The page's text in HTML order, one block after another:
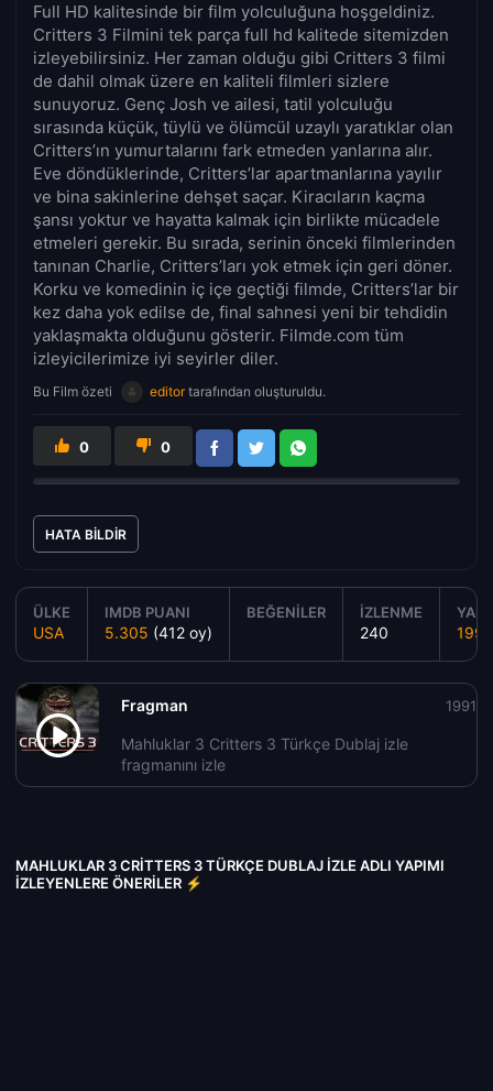
Full HD kalitesinde bir film yolculuğuna hoşgeldiniz.
Critters 3 Filmini tek parça full hd kalitede sitemizden
izleyebilirsiniz. Her zaman olduğu gibi Critters 3 filmi
de dahil olmak üzere en kaliteli filmleri sizlere
sunuyoruz. Genç Josh ve ailesi, tatil yolculuğu
sırasında küçük, tüylü ve ölümcül uzaylı yaratıklar olan
Critters’ın yumurtalarını fark etmeden yanlarına alır.
Eve döndüklerinde, Critters’lar apartmanlarına yayılır
ve bina sakinlerine dehşet saçar. Kiracıların kaçma
şansı yoktur ve hayatta kalmak için birlikte mücadele
etmeleri gerekir. Bu sırada, serinin önceki filmlerinden
tanınan Charlie, Critters’ları yok etmek için geri döner.
Korku ve komedinin iç içe geçtiği filmde, Critters’lar bir
kez daha yok edilse de, final sahnesi yeni bir tehdidin
yaklaşmakta olduğunu gösterir. Filmde.com tüm
izleyicilerimize iyi seyirler diler.
Bu Film özeti editortarafından oluşturuldu.
0 0
HATA BILDIR
ÜLKE
USA
IMDB PUANI
5.305 (412 oy)
BEĞENILER İZLENME
240 1991
Fragman
Mahluklar 3 Critters 3 Türkçe Dublaj izle
fragmanını izle
1991
MAHLUKLAR 3 CRITTERS 3 TÜRKÇE DUBLAJ IZLE ADLI YAPIMI
İZLEYENLERE ÖNERILER ⚡